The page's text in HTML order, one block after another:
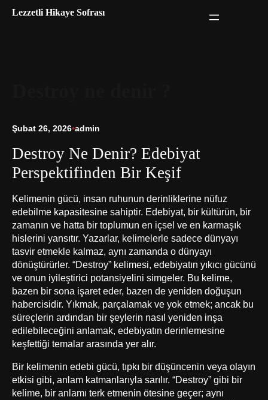
Lezzetli Hikaye Sofrası
Şubat 26, 2026•admin
Destroy Ne Denir? Edebiyat
Perspektifinden Bir Keşif
Kelimenin gücü, insan ruhunun derinliklerine nüfuz
edebilme kapasitesine sahiptir. Edebiyat, bir kültürün, bir
zamanın ve hatta bir toplumun en içsel ve en karmaşık
hislerini yansıtır. Yazarlar, kelimelerle sadece dünyayı
tasvir etmekle kalmaz, aynı zamanda o dünyayı
dönüştürürler. “Destroy” kelimesi, edebiyatın yıkıcı gücünü
ve onun iyileştirici potansiyelini simgeler. Bu kelime,
bazen bir sona işaret eder, bazen de yeniden doğuşun
habercisidir. Yıkmak, parçalamak ve yok etmek; ancak bu
süreçlerin ardından bir şeylerin nasıl yeniden inşa
edilebileceğini anlamak, edebiyatın derinlemesine
keşfettiği temalar arasında yer alır.
Bir kelimenin edebi gücü, tıpkı bir düşüncenin veya olayın
etkisi gibi, anlam katmanlarıyla sarılır. “Destroy” gibi bir
kelime, bir anlamı terk etmenin ötesine geçer; aynı